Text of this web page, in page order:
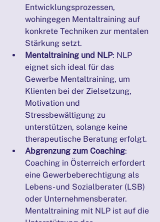
Entwicklungsprozessen,
wohingegen Mentaltraining auf
konkrete Techniken zur mentalen
Stärkung setzt.
Mentaltraining und NLP: NLP
eignet sich ideal für das
Gewerbe Mentaltraining, um
Klienten bei der Zielsetzung,
Motivation und
Stressbewältigung zu
unterstützen, solange keine
therapeutische Beratung erfolgt.
Abgrenzung zum Coaching:
Coaching in Österreich erfordert
eine Gewerbeberechtigung als
Lebens- und Sozialberater (LSB)
oder Unternehmensberater.
Mentaltraining mit NLP ist auf die